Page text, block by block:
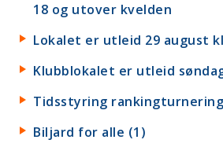
18 og utover kvelden
Lokalet er utleid 29 august
Klubblokalet er utleid
Tidsstyring
Biljard for alle (1)